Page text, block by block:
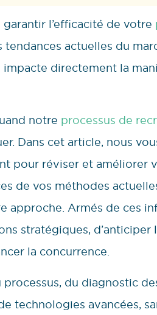
l’efficacité de votre
actuelles du
directement la
notre processus de
Dans cet article, nous
pour réviser et améliorer
de vos méthodes
approche. Armés de ces
stratégiques, d’anticiper
la concurrence.
du diagnostic
technologies avancées,